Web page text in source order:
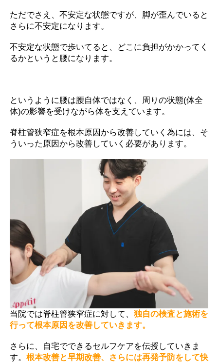
ただでさえ、不安定な状態ですが、脚が歪んでいると
さらに不安定になります。
不安定な状態で歩いてると、どこに負担がかかってく
るかというと腰になります。
というように腰は腰自体ではなく、周りの状態(体全
体)の影響を受けながら体を支えています。
脊柱管狭窄症を根本原因から改善していく為には、そ
ういった原因から改善していく必要があります。
当院では脊柱管狭窄症に対して、 独自の検査と施術を
行って根本原因を改善していきます。
さらに、自宅でできるセルフケアを伝授していきま
す。 根本改善と早期改善、さらには再発予防をして快